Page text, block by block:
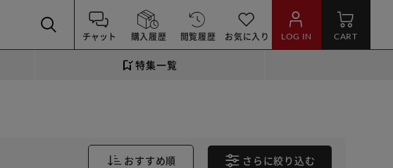
チャット 購入履歴 閲覧履歴 お気に入り LOG IN CART
特集一覧
おすすめ順 さらに絞り込む